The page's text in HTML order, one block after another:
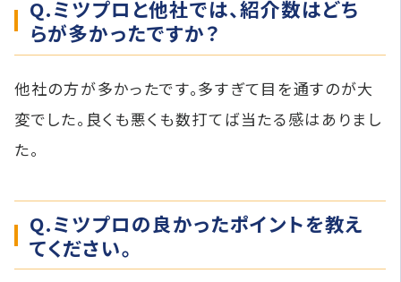
Q.ミツプロと他社では、紹介数はどち
らが多かったですか？
他社の方が多かったです。多すぎて目を通すのが大
変でした。良くも悪くも数打てば当たる感はありまし
た。
Q.ミツプロの良かったポイントを教え
てください。